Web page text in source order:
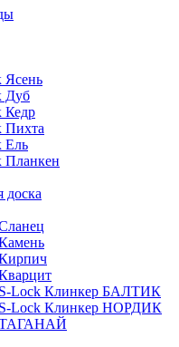
Ясень
Дуб
Кедр
Пихта
Ель
Планкен
доска
S-Lock Клинкер БАЛТИК
S-Lock Клинкер НОРДИК
ТАГАНАЙ